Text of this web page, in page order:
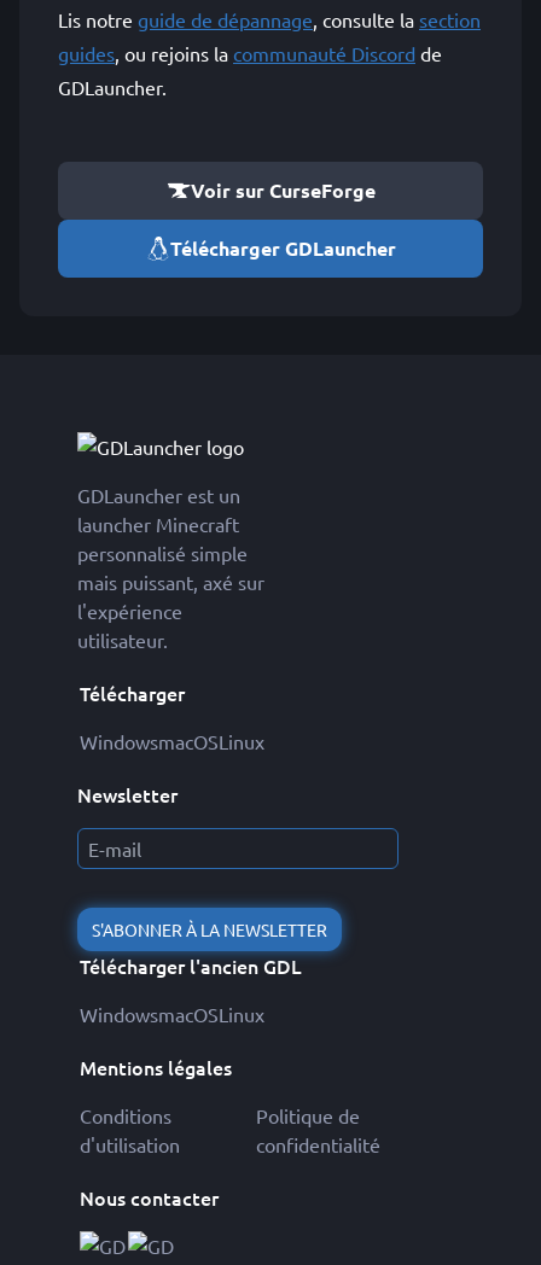
Lis notre guide de dépannage, consulte la section
guides, ou rejoins la communauté Discord de
GDLauncher.
Voir sur CurseForge
Télécharger GDLauncher
GDLauncher est un
launcher Minecraft
personnalisé simple
mais puissant, axé sur
l'expérience
utilisateur.
Télécharger
WindowsmacOSLinux
Newsletter
S'ABONNER À LA NEWSLETTER
Télécharger l'ancien GDL
WindowsmacOSLinux
Mentions légales
Conditions
d'utilisation
Politique de
confidentialité
Nous contacter